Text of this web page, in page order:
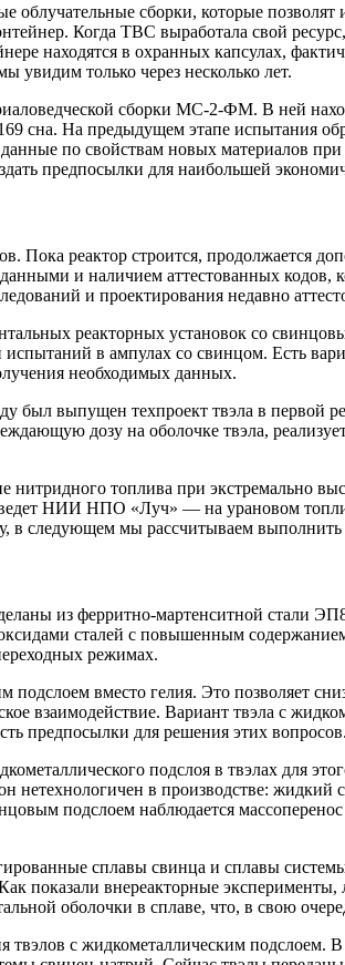
облучательные сборки, которые
Когда ТВС выработала свой
находятся в охранных капсулах,
увидим только через несколько лет.
сборки МС‑2-ФМ. В ней
На предыдущем этапе испытания
по свойствам новых материалов
предпосылки для наибольшей
Пока реактор строится, продолжается
и наличием аттестованных
и проектирования недавно
реакторных установок со
в ампулах со свинцом. Есть
необходимых данных.
был выпущен техпроект твэла в
дозу на оболочке твэла,
нитридного топлива при экстремально
НИИ НПО «Луч» — на урановом
в следующем мы рассчитываем
из ферритно-мартенситной стали
сталей с повышенным
режимах.
вместо гелия. Это позволяет
взаимодействие. Вариант твэла с
предпосылки для решения этих вопросов.
подслоя в твэлах для
в производстве: жидкий
подслоем наблюдается
сплавы свинца и сплавы
показали внереакторные
оболочки в сплаве, что, в свою
с жидкометаллическим подслоем. В